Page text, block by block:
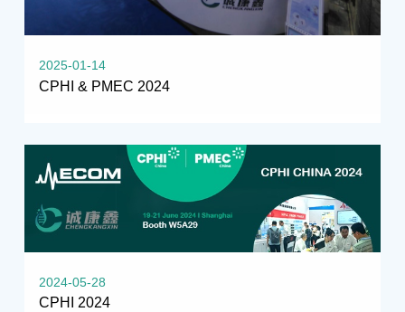
2025-01-14
CPHI & PMEC 2024
2024-05-28
CPHI 2024